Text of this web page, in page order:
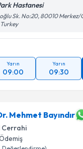
Hastanesi
Sk. No:20, 80010 Merkez/
Yarın
09:00
Yarın
09:30
Mehmet Bayındır
Cerrahi